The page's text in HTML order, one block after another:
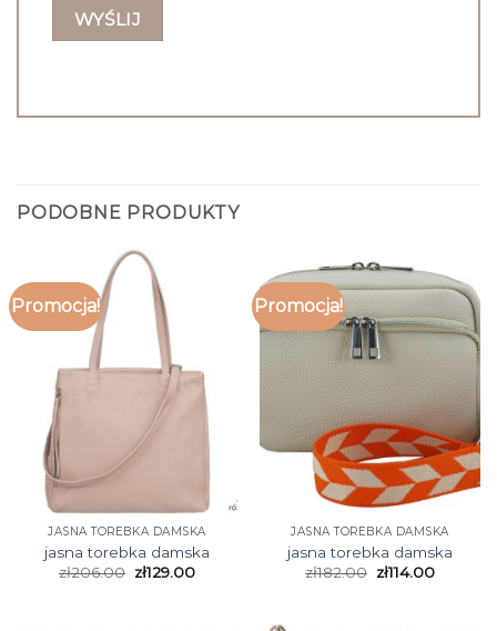
PODOBNE PRODUKTY
Promocja!
JASNA TOREBKA DAMSKA
jasna torebka damska
zł206.00 zł129.00
Promocja!
JASNA TOREBKA DAMSKA
jasna torebka damska
zł182.00 zł114.00